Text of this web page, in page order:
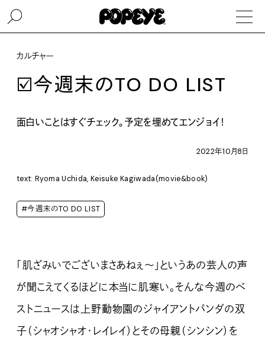
カルチャー
☑️今週末のTO DO LIST
面白いことはすぐチェック。予定を埋めてエンジョイ！
2022年10月8日
text: Ryoma Uchida, Keisuke Kagiwada(movie&book)
#今週末のTO DO LIST
「肌ざみいでございまさあねぇ〜」というあの芸人の声
が聞こえてくるほどに本当に肌寒い。そんな今週のベ
ストニュースは上野動物園のジャイアントパンダの双
子（シャオシャオ・レイレイ）とその母親（シンシン）を